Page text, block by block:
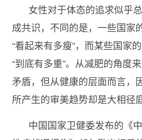
女性对于体态的追求似乎
成共识，不同的是，一些国家
“看起来有多瘦”，而某些国家
“到底有多重”。从减肥的角度
矛盾，但从健康的层面而言，
所产生的审美趋势却是大相径庭
中国国家卫健委发布的《